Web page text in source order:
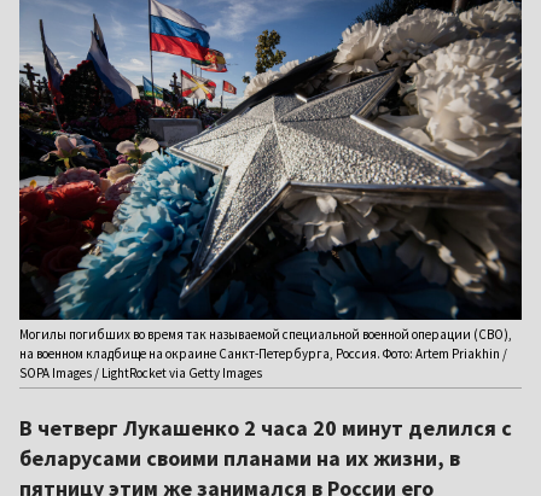
Могилы погибших во время так называемой специальной военной операции (СВО),
на военном кладбище на окраине Санкт-Петербурга, Россия. Фото: Artem Priakhin /
SOPA Images / LightRocket via Getty Images
В четверг Лукашенко 2 часа 20 минут делился с
беларусами своими планами на их жизни, в
пятницу этим же занимался в России его